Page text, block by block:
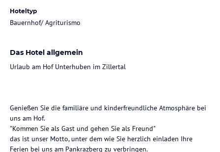
Hoteltyp
Bauernhof/ Agriturismo
Das Hotel allgemein
Urlaub am Hof Unterhuben im Zillertal
Genießen Sie die familiäre und kinderfreundliche Atmosphäre bei
uns am Hof.
"Kommen Sie als Gast und gehen Sie als Freund"
das ist unser Motto, unter dem wie Sie herzlich einladen Ihre
Ferien bei uns am Pankrazberg zu verbringen.